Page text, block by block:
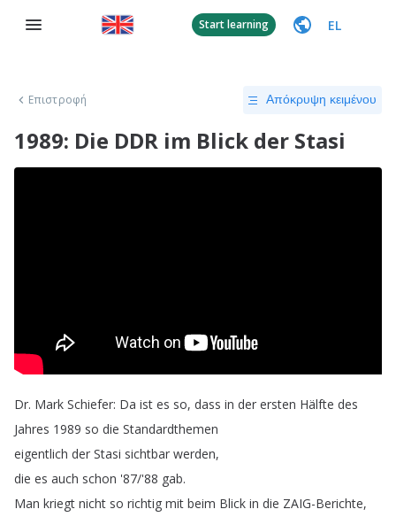
Start learning EL
Επιστροφή Απόκρυψη κειμένου
1989: Die DDR im Blick der Stasi
Dr. Mark Schiefer: Da ist es so, dass in der ersten Hälfte des
Jahres 1989 so die Standardthemen
eigentlich der Stasi sichtbar werden,
die es auch schon '87/'88 gab.
Man kriegt nicht so richtig mit beim Blick in die ZAIG-Berichte,